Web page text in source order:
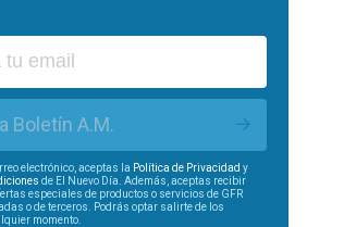
Boletín A.M.
electrónico, aceptas la Política de Privacidad y
de El Nuevo Día. Además, aceptas recibir
especiales de productos o servicios de GFR
o de terceros. Podrás optar salirte de los
momento.